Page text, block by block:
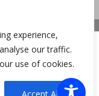
experience,
our traffic.
use of cookies.